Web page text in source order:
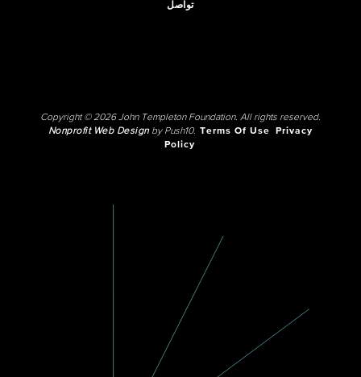
تواصل
Copyright © 2026 John Templeton Foundation. All rights reserved.
Nonprofit Web Designby Push10. Terms Of Use
Privacy
Policy